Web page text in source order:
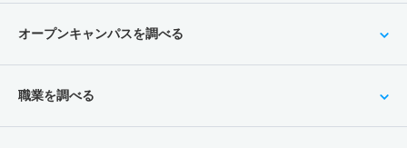
オープンキャンパスを調べる
職業を調べる